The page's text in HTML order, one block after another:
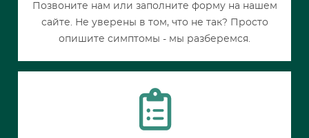
Позвоните нам или заполните форму на нашем
сайте. Не уверены в том, что не так? Просто
опишите симптомы - мы разберемся.